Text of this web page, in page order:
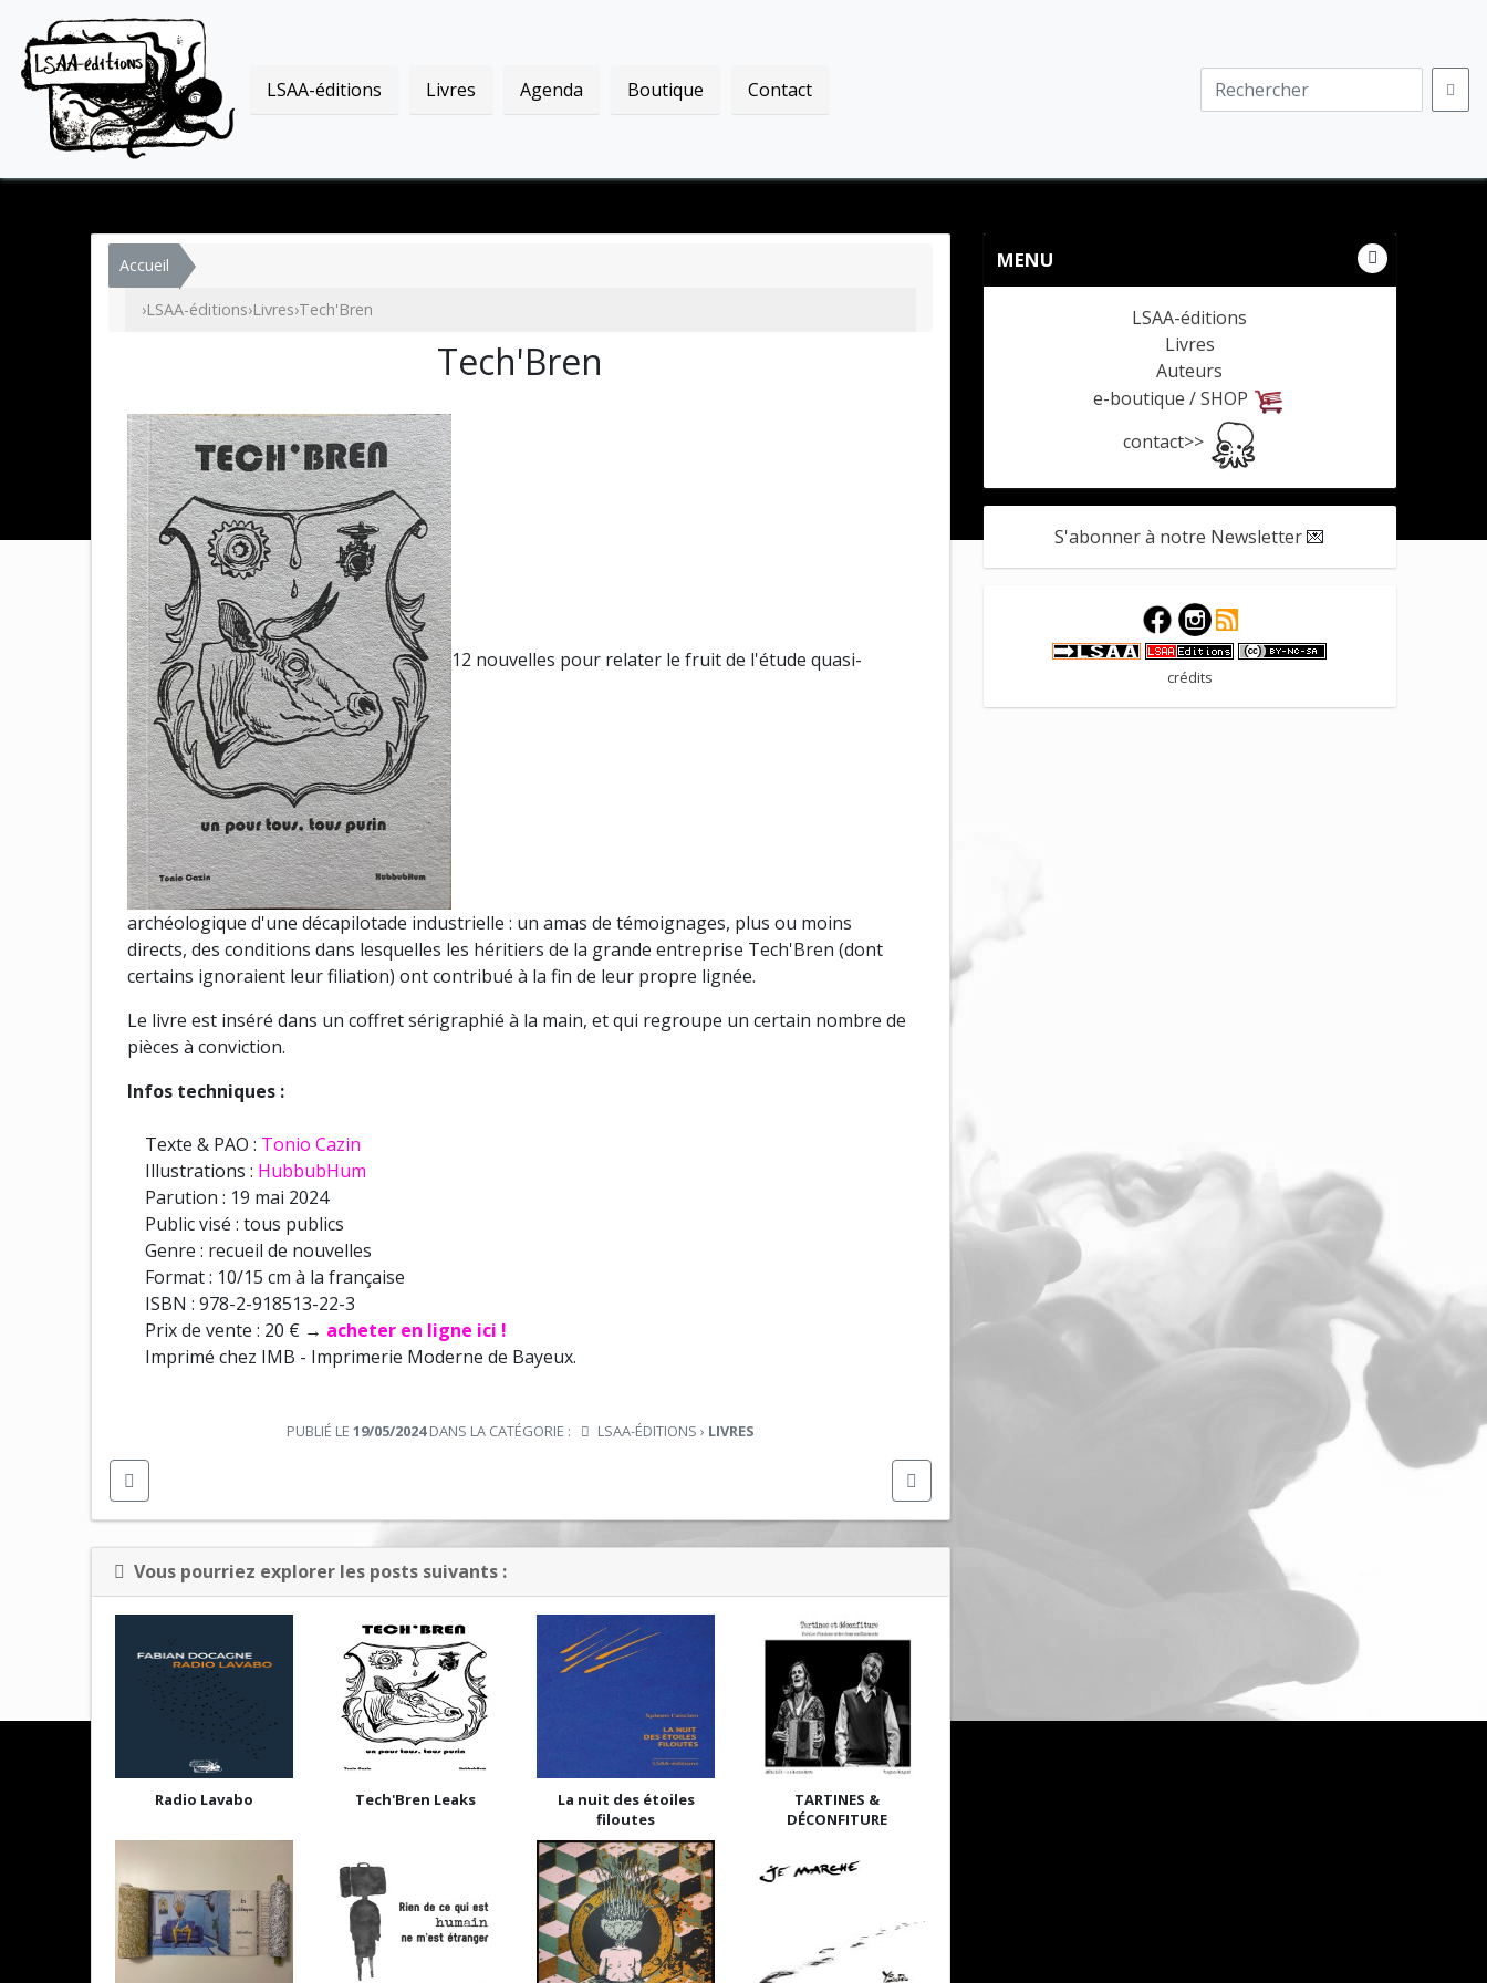
LSAA-éditions Livres Agenda Boutique Contact
Accueil
›LSAA-éditions›Livres›Tech'Bren
Tech'Bren
12 nouvelles pour relater le fruit de l'étude quasi-
archéologique d'une décapilotade industrielle : un amas de témoignages, plus ou moins
directs, des conditions dans lesquelles les héritiers de la grande entreprise Tech'Bren (dont
certains ignoraient leur filiation) ont contribué à la fin de leur propre lignée.
Le livre est inséré dans un coffret sérigraphié à la main, et qui regroupe un certain nombre de
pièces à conviction.
Infos techniques :
Texte & PAO : Tonio Cazin
Illustrations : HubbubHum
Parution : 19 mai 2024
Public visé : tous publics
Genre : recueil de nouvelles
Format : 10/15 cm à la française
ISBN : 978-2-918513-22-3
Prix de vente : 20 € → acheter en ligne ici !
Imprimé chez IMB - Imprimerie Moderne de Bayeux.
PUBLIÉ LE 19/05/2024DANS LA CATÉGORIE : LSAA-ÉDITIONS › LIVRES
Vous pourriez explorer les posts suivants :
Radio Lavabo Tech'Bren Leaks
La nuit des étoiles
filoutes
TARTINES &
DÉCONFITURE
MENU
LSAA-éditions
Livres
Auteurs
e-boutique / SHOP
contact>>
S'abonner à notre Newsletter💌
crédits